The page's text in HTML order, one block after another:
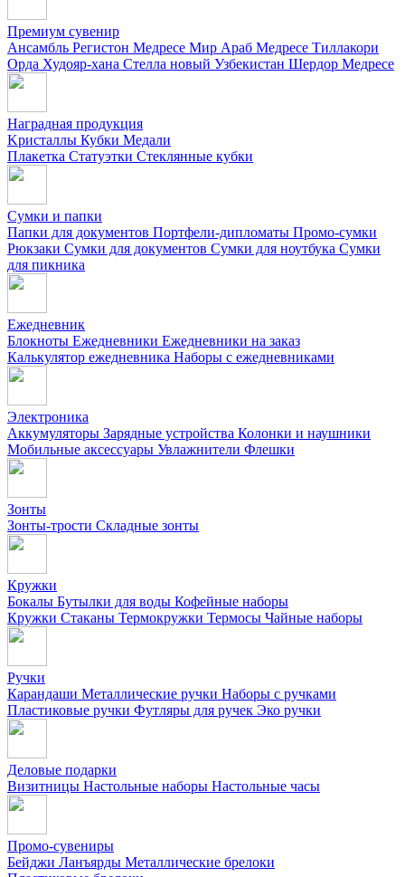
Премиум сувенир
Ансамбль Регистон Медресе Мир Араб Медресе Тиллакори
Орда Худояр-хана Стелла новый Узбекистан Шердор Медресе
Наградная продукция
Kристаллы Кубки Медали
Плакетка Статуэтки Стеклянные кубки
Сумки и папки
Папки для документов Портфели-дипломаты Промо-сумки
Рюкзаки Сумки для документов Сумки для ноутбука Сумки
для пикника
Ежедневник
Блокноты Ежедневники Ежедневники на заказ
Калькулятор ежедневника Наборы с ежедневниками
Электроника
Аккумуляторы Зарядные устройства Колонки и наушники
Мобильные аксессуары Увлажнители Флешки
Зонты
Зонты-трости Складные зонты
Кружки
Бокалы Бутылки для воды Кофейные наборы
Кружки Стаканы Термокружки Термосы Чайные наборы
Ручки
Карандаши Металлические ручки Наборы с ручками
Пластиковые ручки Футляры для ручек Эко ручки
Деловые подарки
Визитницы Настольные наборы Настольные часы
Промо-сувениры
Бейджи Ланъярды Металлические брелоки